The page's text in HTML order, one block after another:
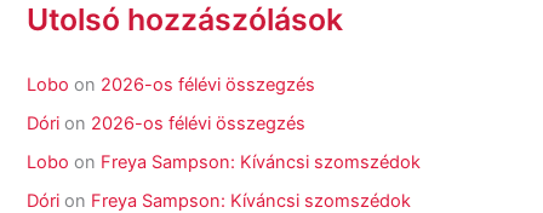
Utolsó hozzászólások
Lobo on 2026-os félévi összegzés
Dóri on 2026-os félévi összegzés
Lobo on Freya Sampson: Kíváncsi szomszédok
Dóri on Freya Sampson: Kíváncsi szomszédok